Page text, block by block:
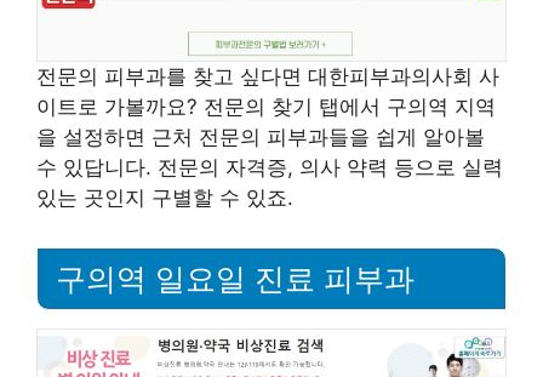
전문의 피부과를 찾고 싶다면 대한피부과의사회 사
이트로 가볼까요? 전문의 찾기 탭에서 구의역 지역
을 설정하면 근처 전문의 피부과들을 쉽게 알아볼
수 있답니다. 전문의 자격증, 의사 약력 등으로 실력
있는 곳인지 구별할 수 있죠.
구의역 일요일 진료 피부과